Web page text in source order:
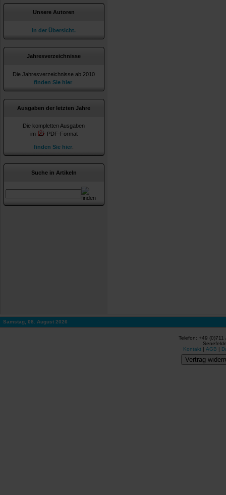
Unsere Autoren
in der Übersicht.
Jahresverzeichnisse
Die Jahresverzeichnisse ab 2010
finden Sie hier
Ausgaben der letzten Jahre
Die kompletten Ausgaben
im
PDF-Format
finden Sie hier
Suche in Artikeln
Samstag, 08. August 2026
Telefon: +49
Kontakt | AGB |
Vertrag